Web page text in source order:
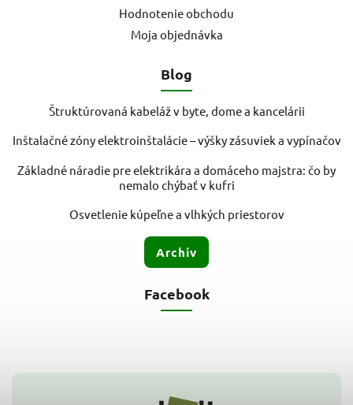
Hodnotenie obchodu
Moja objednávka
Blog
Štruktúrovaná kabeláž v byte, dome a kancelárii
Inštalačné zóny elektroinštalácie – výšky zásuviek a vypínačov
Základné náradie pre elektrikára a domáceho majstra: čo by
nemalo chýbať v kufri
Osvetlenie kúpeľne a vlhkých priestorov
Archív
Facebook